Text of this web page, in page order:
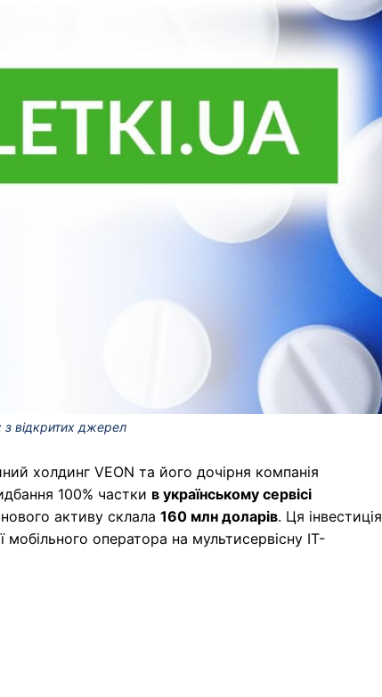
відкритих джерел
холдинг VEON та його дочірня компанія
100% частки в українському сервісі
активу склала 160 млн доларів. Ця інвестиція
оператора на мультисервісну IT-